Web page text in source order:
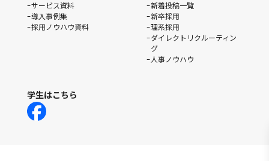
サービス資料
導入事例集
採用ノウハウ資料
新着投稿一覧
新卒採用
理系採用
ダイレクトリクルーティン
グ
人事ノウハウ
学生はこちら